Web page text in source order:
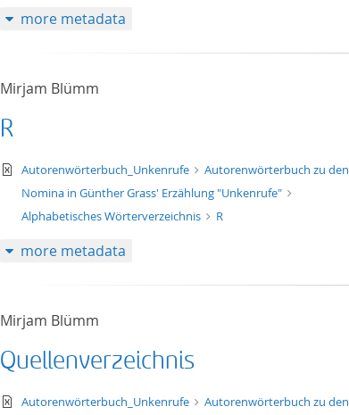
more metadata
Mirjam Blümm
R
text/xml
Autorenwörterbuch_Unkenrufe
Autorenwörterbuch zu den
Nomina in Günther Grass' Erzählung "Unkenrufe"
Alphabetisches Wörterverzeichnis
R
more metadata
Mirjam Blümm
Quellenverzeichnis
text/xml
Autorenwörterbuch_Unkenrufe
Autorenwörterbuch zu den